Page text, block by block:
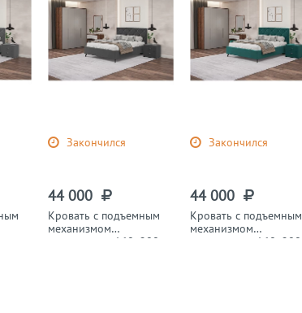
Закончился
44 000
Кровать с подъемным
механизмом
двуспальная 160х200
Закончился
44 000
Кровать с подъемным
механизмом
двуспальная 160х200